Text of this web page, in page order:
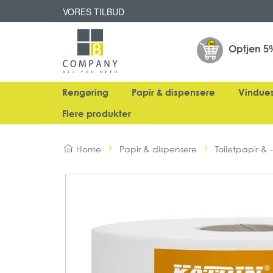
VORES TILBUD
Optjen
Rengøring Papir & dispensere
Flere produkter
Home Papir & dispensere Toiletpapir &